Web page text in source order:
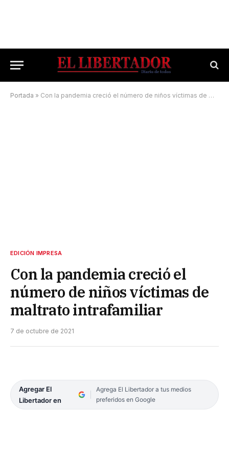
Portada » Con la pandemia creció el número de niños víctimas de maltrato intrafamiliar
EDICIÓN IMPRESA
Con la pandemia creció el
número de niños víctimas de
maltrato intrafamiliar
7 de octubre de 2021
Agregar El
Libertador en
Agrega El Libertador a tus medios
preferidos en Google